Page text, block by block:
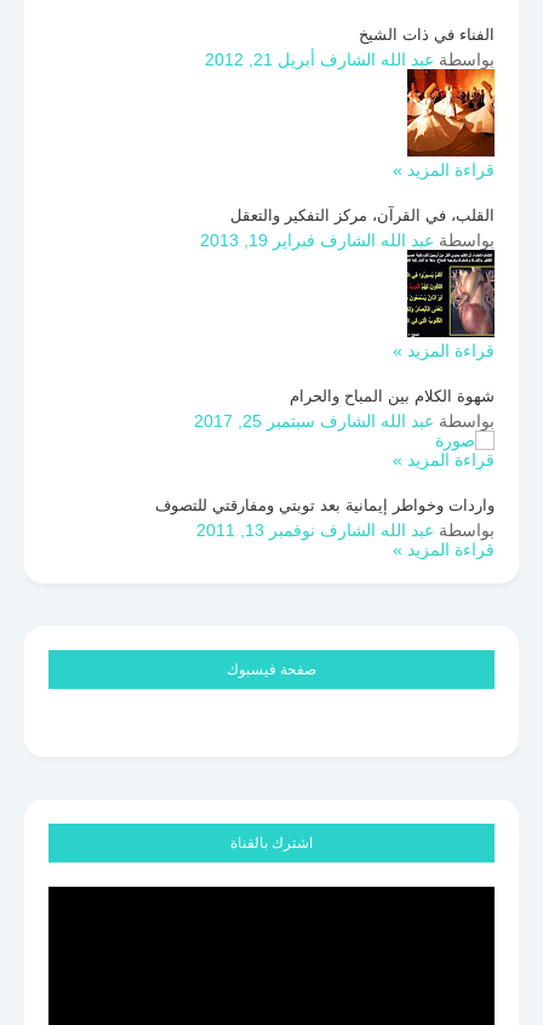
الفناء في ذات الشيخ
بواسطة عبد الله الشارف أبريل 21, 2012
قراءة المزيد »
القلب، في القرآن، مركز التفكير والتعقل
بواسطة عبد الله الشارف فبراير 19, 2013
قراءة المزيد »
شهوة الكلام بين المباح والحرام
بواسطة عبد الله الشارف سبتمبر 25, 2017
قراءة المزيد »
واردات وخواطر إيمانية بعد توبتي ومفارقتي للتصوف
بواسطة عبد الله الشارف نوفمبر 13, 2011
قراءة المزيد »
صفحة فيسبوك
اشترك بالقناة